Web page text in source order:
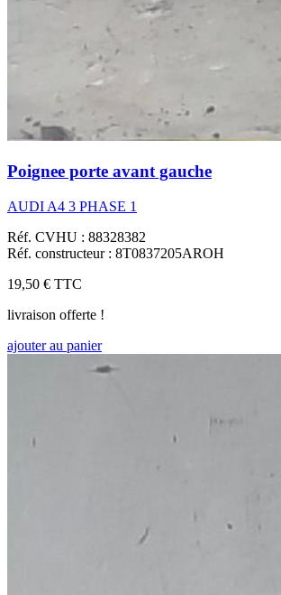
Poignee porte avant gauche
AUDI A4 3 PHASE 1
Réf. CVHU : 88328382
Réf. constructeur : 8T0837205AROH
19,50 € TTC
livraison offerte !
ajouter au panier